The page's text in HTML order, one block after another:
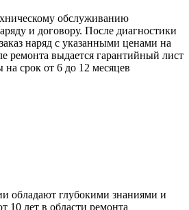
обслуживанию
и договору. После диагностики
наряд с указанными ценами на
ремонта выдается гарантийный лист
срок от 6 до 12 месяцев
обладают глубокими знаниями и
лет в области ремонта